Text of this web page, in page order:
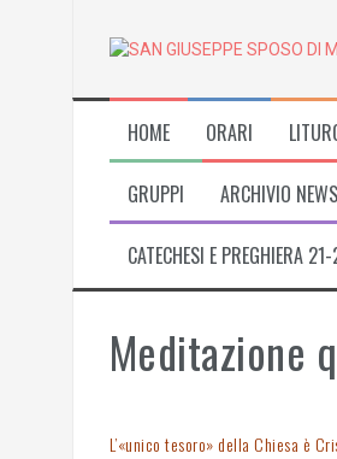
HOME ORARI
GRUPPI ARCHIVIO NEWS
CATECHESI E PREGHIERA
Meditazione
L’«unico tesoro» della Chiesa è